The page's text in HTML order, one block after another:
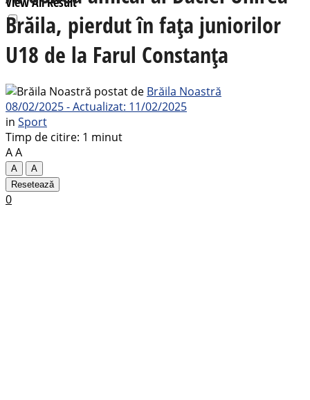
Brăila, pierdut în fața juniorilor
U18 de la Farul Constanța
postat de Brăila Noastră
08/02/2025 - Actualizat: 11/02/2025
in Sport
Timp de citire: 1 minut
AA
A
A
Resetează
0